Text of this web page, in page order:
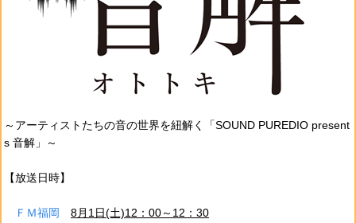
～アーティストたちの音の世界を紐解く「SOUND PUREDIO present
s 音解」～
【放送日時】
ＦＭ福岡
8月1日(土)12：00～12：30